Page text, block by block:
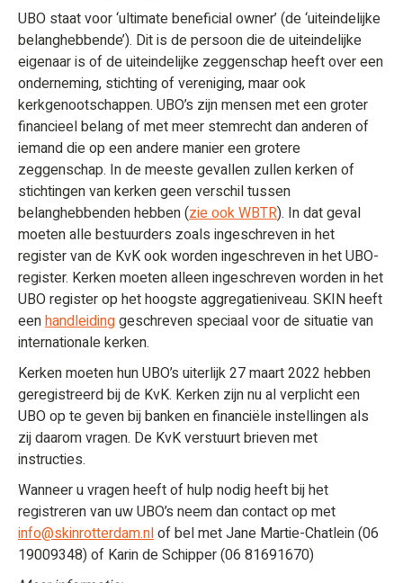
UBO staat voor ‘ultimate beneficial owner’ (de ‘uiteindelijke
belanghebbende’). Dit is de persoon die de uiteindelijke
eigenaar is of de uiteindelijke zeggenschap heeft over een
onderneming, stichting of vereniging, maar ook
kerkgenootschappen. UBO’s zijn mensen met een groter
financieel belang of met meer stemrecht dan anderen of
iemand die op een andere manier een grotere
zeggenschap. In de meeste gevallen zullen kerken of
stichtingen van kerken geen verschil tussen
belanghebbenden hebben (zie ook WBTR). In dat geval
moeten alle bestuurders zoals ingeschreven in het
register van de KvK ook worden ingeschreven in het UBO-
register. Kerken moeten alleen ingeschreven worden in het
UBO register op het hoogste aggregatieniveau. SKIN heeft
eenhandleidinggeschreven speciaal voor de situatie van
internationale kerken.
Kerken moeten hun UBO’s uiterlijk 27 maart 2022 hebben
geregistreerd bij de KvK. Kerken zijn nu al verplicht een
UBO op te geven bij banken en financiële instellingen als
zij daarom vragen. De KvK verstuurt brieven met
instructies.
Wanneer u vragen heeft of hulp nodig heeft bij het
registreren van uw UBO’s neem dan contact op met
info@skinrotterdam.nlof bel met Jane Martie-Chatlein (06
19009348) of Karin de Schipper (06 81691670)